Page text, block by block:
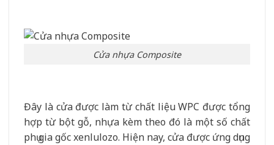
Cửa nhựa Composite
Đây là cửa được làm từ chất liệu WPC được tổng
hợp từ bột gỗ, nhựa kèm theo đó là một số chất
phụ gia gốc xenlulozo. Hiện nay, cửa được ứng dụng